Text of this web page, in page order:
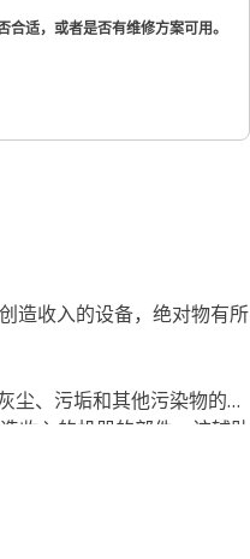
适，或者是否有维修方案可用。
造收入的设备，绝对物有所
尘、污垢和其他污染物的最
收入的机器的部件。该辅助
破损时保护发动机，而且在